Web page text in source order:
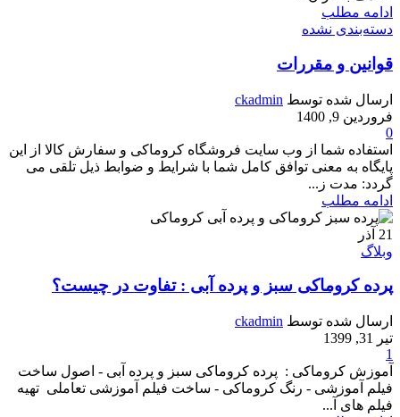
ادامه مطلب
دسته‌بندی نشده
قوانین و مقررات
ارسال شده توسط ckadmin
فروردین 9, 1400
0
استفاده شما از وب سایت فروشگاه کروماکی و سفارش کالا از این
پایگاه به معنی توافق کامل شما با شرایط و ضوابط ذیل تلقی می
گردد: مدت ز...
ادامه مطلب
21 آذر
وبلاگ
پرده کروماکی سبز و پرده آبی : تفاوت در چیست؟
ارسال شده توسط ckadmin
تیر 31, 1399
1
آموزش کروماکی : پرده کروماکی سبز و پرده آبی - اصول ساخت
فیلم آموزشی - رنگ کروماکی - ساخت فیلم آموزشی تعاملی تهیه
فیلم های آ...